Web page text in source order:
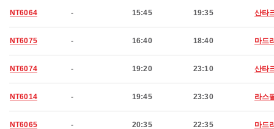
NT6064 - 15:45 19:35 산타
NT6075 - 16:40 18:40 마드
NT6074 - 19:20 23:10 산타
NT6014 - 19:45 23:30 라스
NT6065 - 20:35 22:35 마드